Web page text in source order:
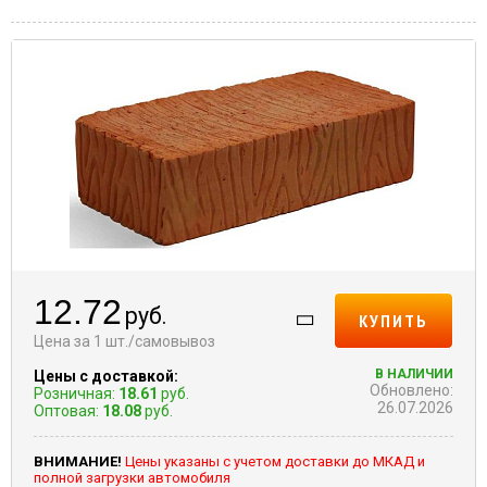
12.72 руб.
Цена за 1 шт./самовывоз
Цены с доставкой:
Розничная: 18.61 руб.
Оптовая: 18.08руб.
КУПИТЬ
В НАЛИЧИИ
Обновлено:
26.07.2026
ВНИМАНИЕ! Цены указаны с учетом доставки до МКАД и
полной загрузки автомобиля